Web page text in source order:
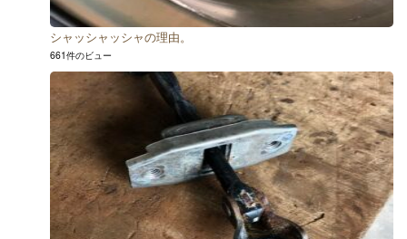
シャッシャッシャの理由。
661件のビュー